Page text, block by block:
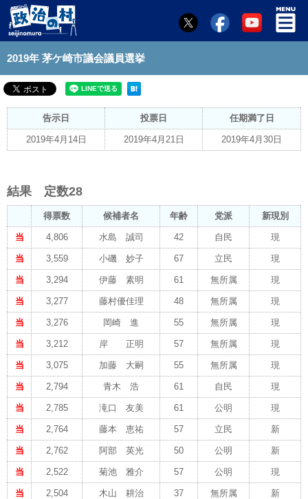
2019年 茅ケ崎市議会議員選挙
告示日 投票日 任期満了日
2019年4月14日 2019年4月21日 2019年4月30日
結果 定数28
得票数 候補者名 年齢 党派 新現別
当 4,806 水島 誠司 42 自民 現
当 3,559 小磯 妙子 67 立民 現
当 3,294 伊藤 素明 61 無所属 現
当 3,277 藤村優佳理 48 無所属 現
当 3,276 岡崎 進 55 無所属 現
当 3,212 岸 正明 57 無所属 現
当 3,075 加藤 大嗣 55 無所属 現
当 2,794 青木 浩 61 自民 現
当 2,785 滝口 友美 61 公明 現
当 2,764 藤本 恵祐 57 立民 新
当 2,762 阿部 英光 50 公明 新
当 2,522 菊池 雅介 57 公明 現
当 2,504 木山 耕治 37 無所属 新